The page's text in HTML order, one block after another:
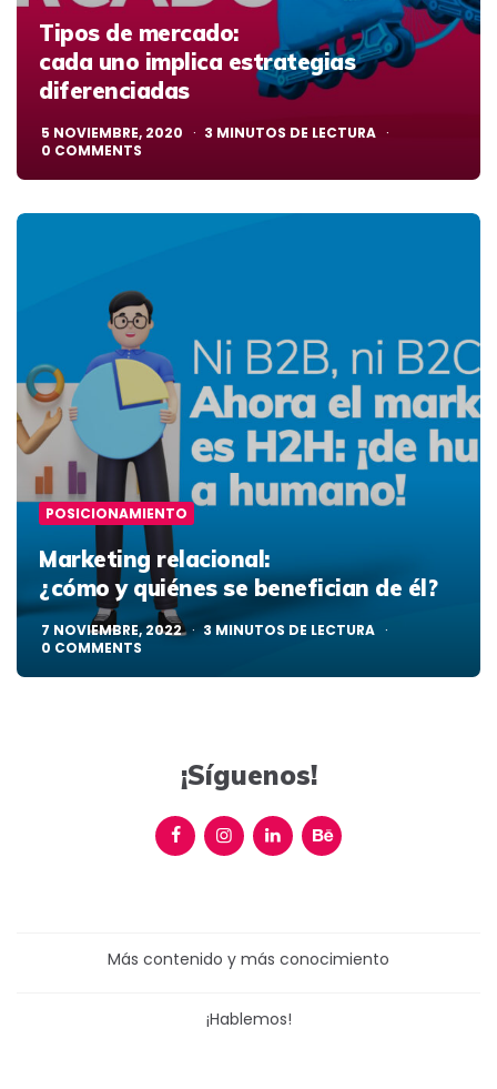
Tipos de mercado:
cada uno implica estrategias
diferenciadas
5 NOVIEMBRE, 2020 3 MINUTOS DE LECTURA
0 COMMENTS
POSICIONAMIENTO
Marketing relacional:
¿cómo y quiénes se benefician de él?
7 NOVIEMBRE, 2022 3MINUTOS DE LECTURA
0 COMMENTS
¡Síguenos!
Más contenido y más conocimiento
¡Hablemos!